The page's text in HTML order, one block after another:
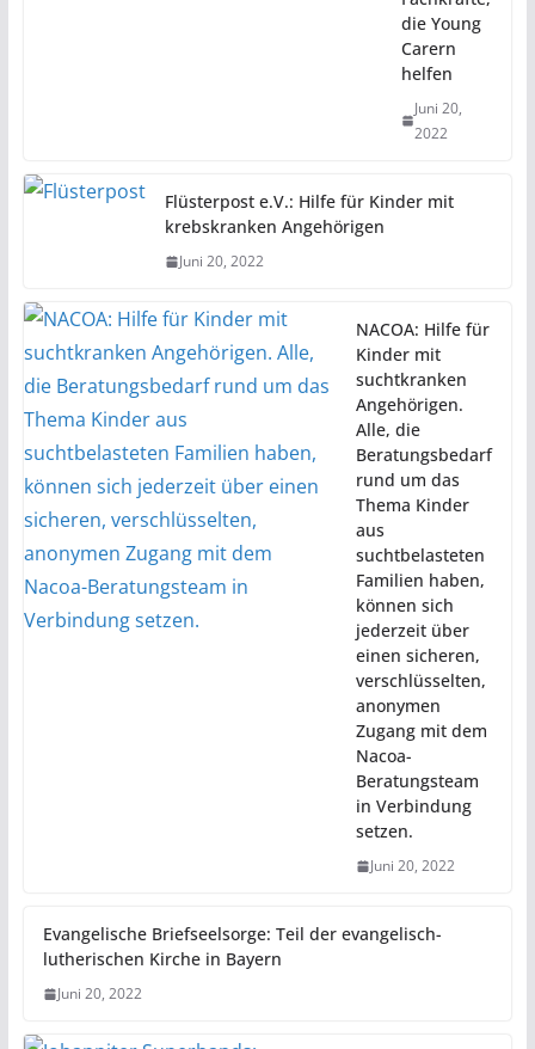
die Young
Carern
helfen
Juni 20,
2022
Flüsterpost e.V.: Hilfe für Kinder mit
krebskranken Angehörigen
Juni 20, 2022
NACOA: Hilfe für
Kinder mit
suchtkranken
Angehörigen.
Alle, die
Beratungsbedarf
rund um das
Thema Kinder
aus
suchtbelasteten
Familien haben,
können sich
jederzeit über
einen sicheren,
verschlüsselten,
anonymen
Zugang mit dem
Nacoa-
Beratungsteam
in Verbindung
setzen.
Juni 20, 2022
Evangelische Briefseelsorge: Teil der evangelisch-
lutherischen Kirche in Bayern
Juni 20, 2022